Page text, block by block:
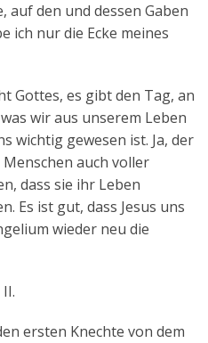
auf den und dessen Gaben
ich nur die Ecke meines
Gottes, es gibt den Tag, an
wir aus unserem Leben
wichtig gewesen ist. Ja, der
auch voller
dass sie ihr Leben
Es ist gut, dass Jesus uns
wieder neu die
II.
ersten Knechte von dem